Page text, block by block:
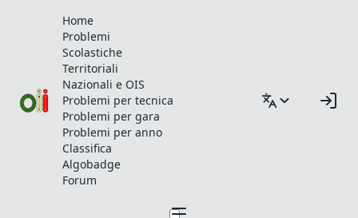
Home
Problemi
Scolastiche
Territoriali
Nazionali e OIS
Problemi per tecnica
Problemi per gara
Problemi per anno
Classifica
Algobadge
Forum